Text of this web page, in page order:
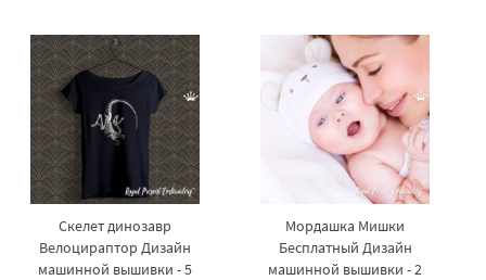
Скелет динозавр
Велоцираптор Дизайн
машинной вышивки - 5
Мордашка Мишки
Бесплатный Дизайн
машинной вышивки - 2